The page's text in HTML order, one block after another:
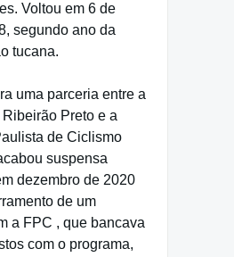
Voltou em 6 de
segundo ano da
tucana.
uma parceria entre a
Preto e a
de Ciclismo
suspensa
dezembro de 2020
de um
a FPC , que bancava
com o programa,